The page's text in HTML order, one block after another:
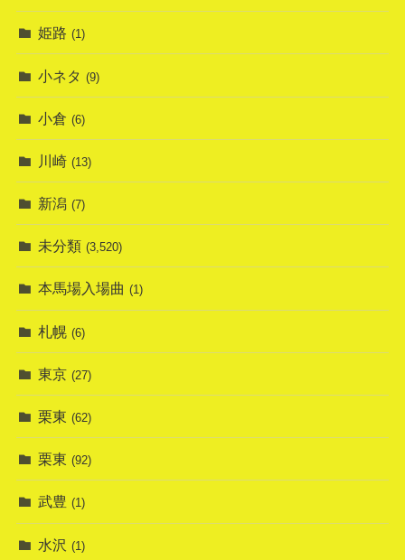
姫路 (1)
小ネタ (9)
小倉 (6)
川崎 (13)
新潟 (7)
未分類 (3,520)
本馬場入場曲 (1)
札幌 (6)
東京 (27)
栗東 (62)
栗東 (92)
武豊 (1)
水沢 (1)